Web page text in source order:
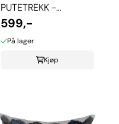
PUTETREKK -
CLASSIC BLUE
599,-
På lager
Kjøp